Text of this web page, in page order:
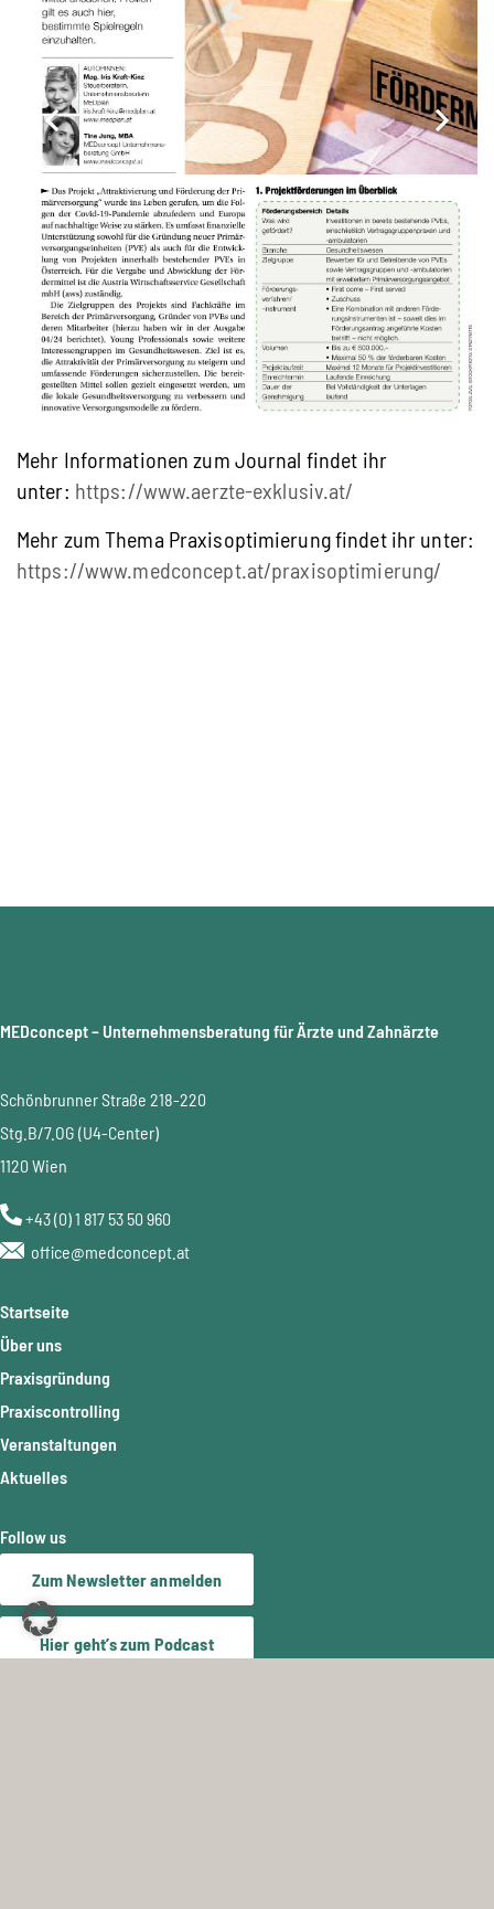
Mehr Informationen zum Journal findet ihr
unter: https://www.aerzte-exklusiv.at/
Mehr zum Thema Praxisoptimierung findet ihr unter:
https://www.medconcept.at/praxisoptimierung/
MEDconcept – Unternehmensberatung für Ärzte und Zahnärzte
Schönbrunner Straße 218-220
Stg.B/7.OG (U4-Center)
1120 Wien
+43 (0) 1 817 53 50 960
office@medconcept.at
Startseite
Über uns
Praxisgründung
Praxiscontrolling
Veranstaltungen
Aktuelles
Follow us
Zum Newsletter anmelden
Hier geht’s zum Podcast